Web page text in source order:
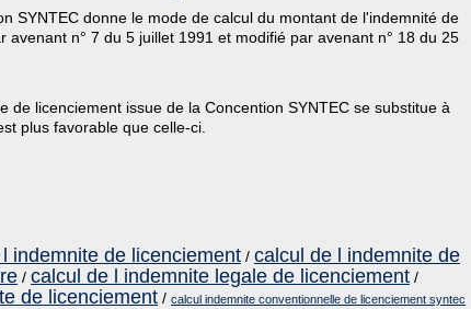
SYNTEC donne le mode de calcul du montant de l'indemnité de
avenant n° 7 du 5 juillet 1991 et modifié par avenant n° 18 du 25
de licenciement issue de la Concention SYNTEC se substitue à
plus favorable que celle-ci.
indemnite de licenciement / calcul de l indemnite de
/ calcul de l indemnite legale de licenciement /
de licenciement / calcul indemnite conventionnelle de licenciement syntec